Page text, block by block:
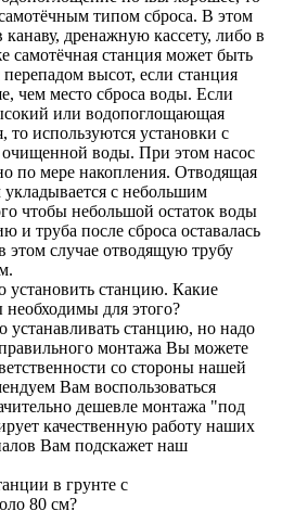
типом сброса. В этом
канаву, дренажную кассету, либо в
самотёчная станция может быть
перепадом высот, если станция
чем место сброса воды. Если
или водопоглощающая
то используются установки с
воды. При этом насос
по мере накопления. Отводящая
с небольшим
чтобы небольшой остаток воды
и труба после сброса оставалась
случае отводящую трубу
установить станцию. Какие
для этого?
устанавливать станцию, но надо
монтажа Вы можете
со стороны нашей
Вам воспользоваться
дешевле монтажа "под
качественную работу наших
Вам подскажет наш
в грунте с
80 см?